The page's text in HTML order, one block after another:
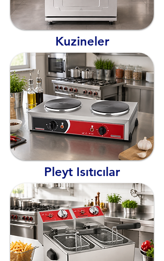
Kuzineler
Pleyt Isıtıcılar